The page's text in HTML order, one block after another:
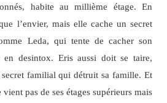
habite au millième étage. En
l’envier, mais elle cache un secret
Leda, qui tente de cacher son
desintox. Eris aussi doit se taire,
familial qui détruit sa famille. Et
pas de ses étages supérieurs mais